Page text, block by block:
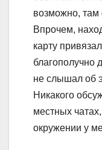
возможно, там
Впрочем,
карту
благополучно
не слышал об
Никакого
местных
окружении у